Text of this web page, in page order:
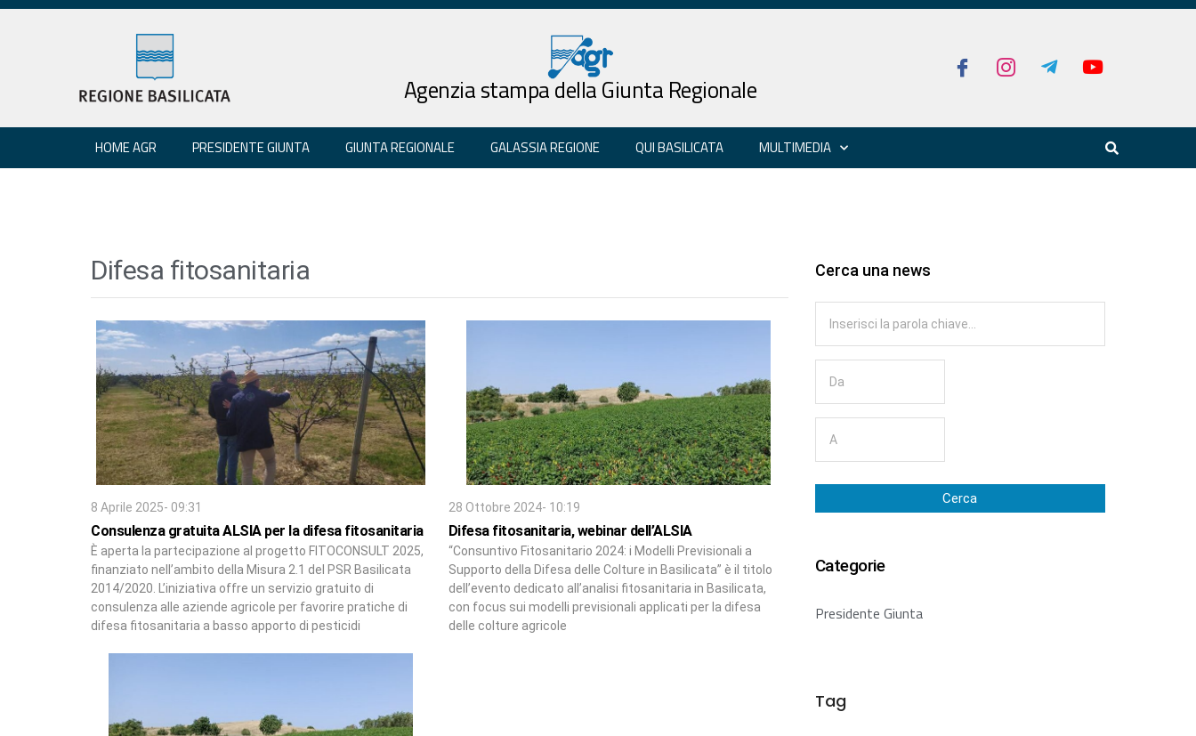
Agenzia stampa della Giunta Regionale
HOME AGR PRESIDENTE GIUNTA GIUNTA REGIONALE GALASSIA REGIONE QUI BASILICATA MULTIMEDIA
Difesa fitosanitaria
8 Aprile 2025- 09:31
Consulenza gratuita ALSIA per la difesa fitosanitaria
È aperta la partecipazione al progetto FITOCONSULT 2025,
finanziato nell’ambito della Misura 2.1 del PSR Basilicata
2014/2020. L’iniziativa offre un servizio gratuito di
consulenza alle aziende agricole per favorire pratiche di
difesa fitosanitaria a basso apporto di pesticidi
28 Ottobre 2024- 10:19
Difesa fitosanitaria, webinar dell’ALSIA
“Consuntivo Fitosanitario 2024: i Modelli Previsionali a
Supporto della Difesa delle Colture in Basilicata” è il titolo
dell’evento dedicato all’analisi fitosanitaria in Basilicata,
con focus sui modelli previsionali applicati per la difesa
delle colture agricole
Cerca una news
Cerca
Categorie
Presidente Giunta
Tag